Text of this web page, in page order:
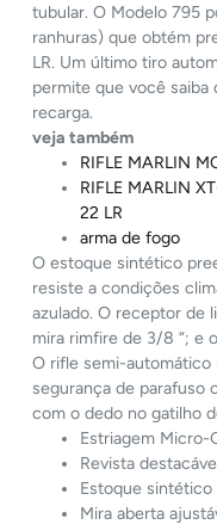
tubular. O Modelo 795
ranhuras) que obtém
LR. Um último tiro
permite que você saiba
recarga.
veja também
RIFLE MARLIN
RIFLE MARLIN
22 LR
arma de fogo
O estoque sintético
resiste a condições
azulado. O receptor de
mira rimfire de 3/8 “; e
O rifle semi-automático
segurança de parafuso
com o dedo no gatilho
Estriagem Micro-
Revista
Estoque sintético
Mira aberta